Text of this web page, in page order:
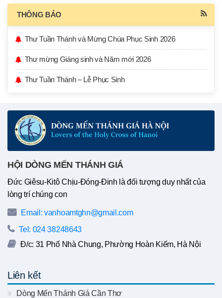
THÔNG BÁO
Thư Tuần Thánh và Mừng Chúa Phục Sinh 2026
Thư mừng Giáng sinh và Năm mới 2026
Thư Tuần Thánh – Lễ Phục Sinh
HỘI DÒNG MẾN THÁNH GIÁ
Đức Giêsu-Kitô Chịu-Đóng-Đinh là đối tượng duy nhất của
lòng trí chúng con
Email: vanhoamtghn@gmail.com
Tel: 024 38248643
Đ/c: 31 Phố Nhà Chung, Phường Hoàn Kiếm, Hà Nội
Liên kết
Dòng Mến Thánh Giá Cần Thơ